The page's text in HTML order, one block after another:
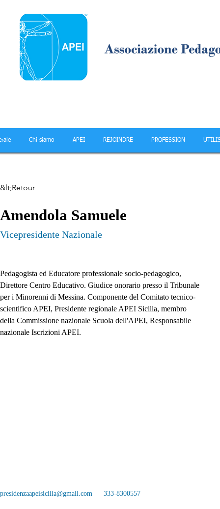
Chi siamo APEI REJOINDRE PROFESSION
&lt;Retour
Amendola Samuele
Vicepresidente Nazionale
Pedagogista ed Educatore professionale socio-pedagogico,
Direttore Centro Educativo. Giudice onorario presso il Tribunale
per i Minorenni di Messina. Componente del Comitato tecnico-
scientifico APEI, Presidente regionale APEI Sicilia, membro
della Commissione nazionale Scuola dell'APEI, Responsabile
nazionale Iscrizioni APEI.
presidenzaapeisicilia@gmail.com 333-8300557